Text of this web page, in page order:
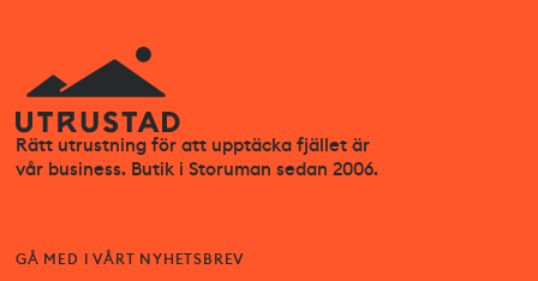
Rätt utrustning för att upptäcka fjället är
vår business. Butik i Storuman sedan 2006.
GÅ MED I VÅRT NYHETSBREV